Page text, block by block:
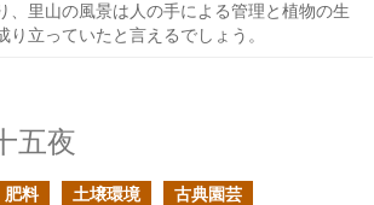
、里山の風景は人の手による管理と植物の生
り立っていたと言えるでしょう。
五夜
肥料 土壌環境 古典園芸